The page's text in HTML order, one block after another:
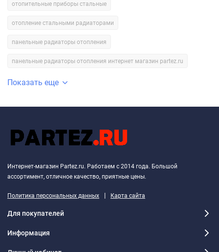
отопительные приборы стальные
отопление стальными радиаторами
панельные радиаторы отопления
панельные радиаторы отопления интернет магазин partez.ru
Показать еще
Интернет-магазин Partez.ru. Работаем с 2014 года. Большой
ассортимент, отличное качество, приятные цены.
Политика персональных данных | Карта сайта
Для покупателей
Информация